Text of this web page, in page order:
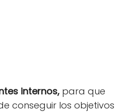
internos, para que
conseguir los objetivos